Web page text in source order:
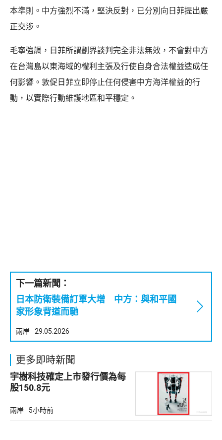
本準則。中方強烈不滿，堅決反對，已分別向日菲提出嚴
正交涉。
毛寧強調，日菲所謂劃界談判完全非法無效，不會對中方
在台灣島以東海域的權利主張及行使自身合法權益造成任
何影響。敦促日菲立即停止任何侵害中方海洋權益的行
動，以實際行動維護地區和平穩定。
下一篇新聞：
日本防衛裝備訂單大增 中方：與和平國
家形象背道而馳
兩岸 29.05.2026
更多即時新聞
宇樹科技確定上市發行價為每
股150.8元
兩岸 5小時前